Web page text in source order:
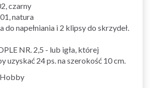
czarny
natura
do napełniania i 2 klipsy do skrzydeł.
NR. 2,5 - lub igła, której
uzyskać 24 ps. na szerokość 10 cm.